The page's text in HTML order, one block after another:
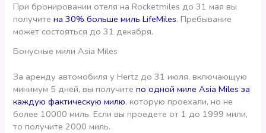
При бронировании отеля на Rocketmiles до 31 мая вы
получитена 30% больше миль LifeMiles. Пребывание
может состояться до 31 декабря.
Бонусные мили Asia Miles
За аренду автомобиля у Hertz до 31 июля, включающую
минимум 5 дней, вы получитепо одной миле Asia Miles за
каждую фактическую милю, которую проехали, но не
более 10000 миль. Если вы проедете от 1 до 1999 мили,
то получите 2000 миль.